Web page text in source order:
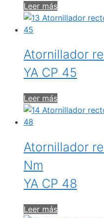
Leer más
Atornillador
YA CP 45
Leer más
Atornillador
Nm
YA CP 48
Leer más